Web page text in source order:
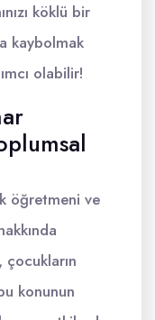
köklü bir
kaybolmak
olabilir!
öğretmeni ve
çocukların
konunun